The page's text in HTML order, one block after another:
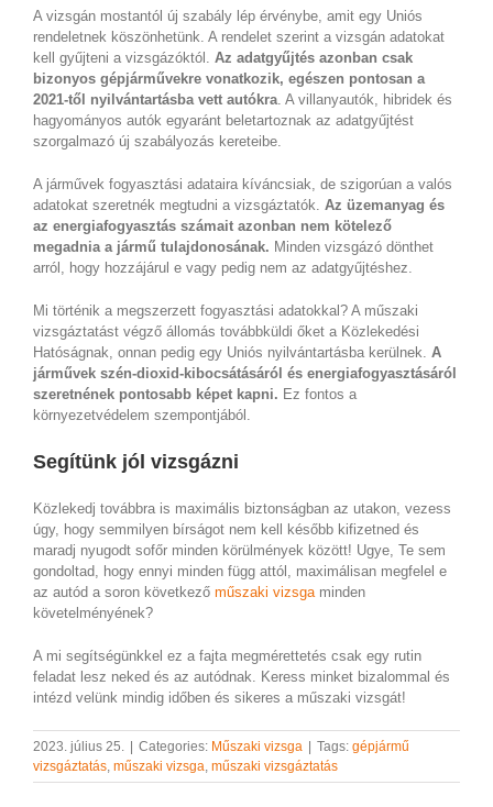
A vizsgán mostantól új szabály lép érvénybe, amit egy Uniós
rendeletnek köszönhetünk. A rendelet szerint a vizsgán adatokat
kell gyűjteni a vizsgázóktól. Az adatgyűjtés azonban csak
bizonyos gépjárművekre vonatkozik, egészen pontosan a
2021-től nyilvántartásba vett autókra . A villanyautók, hibridek és
hagyományos autók egyaránt beletartoznak az adatgyűjtést
szorgalmazó új szabályozás kereteibe.
A járművek fogyasztási adataira kíváncsiak, de szigorúan a valós
adatokat szeretnék megtudni a vizsgáztatók. Az üzemanyag és
az energiafogyasztás számait azonban nem kötelező
megadnia a jármű tulajdonosának. Minden vizsgázó dönthet
arról, hogy hozzájárul e vagy pedig nem az adatgyűjtéshez.
Mi történik a megszerzett fogyasztási adatokkal? A műszaki
vizsgáztatást végző állomás továbbküldi őket a Közlekedési
Hatóságnak, onnan pedig egy Uniós nyilvántartásba kerülnek. A
járművek szén-dioxid-kibocsátásáról és energiafogyasztásáról
szeretnének pontosabb képet kapni. Ez fontos a
környezetvédelem szempontjából.
Segítünk jól vizsgázni
Közlekedj továbbra is maximális biztonságban az utakon, vezess
úgy, hogy semmilyen bírságot nem kell később kifizetned és
maradj nyugodt sofőr minden körülmények között! Ugye, Te sem
gondoltad, hogy ennyi minden függ attól, maximálisan megfelel e
az autód a soron következő műszaki vizsgaminden
követelményének?
A mi segítségünkkel ez a fajta megmérettetés csak egy rutin
feladat lesz neked és az autódnak. Keress minket bizalommal és
intézd velünk mindig időben és sikeres a műszaki vizsgát!
2023. július 25. Categories: Műszaki vizsga Tags: gépjármű
vizsgáztatás, műszaki vizsga, műszaki vizsgáztatás